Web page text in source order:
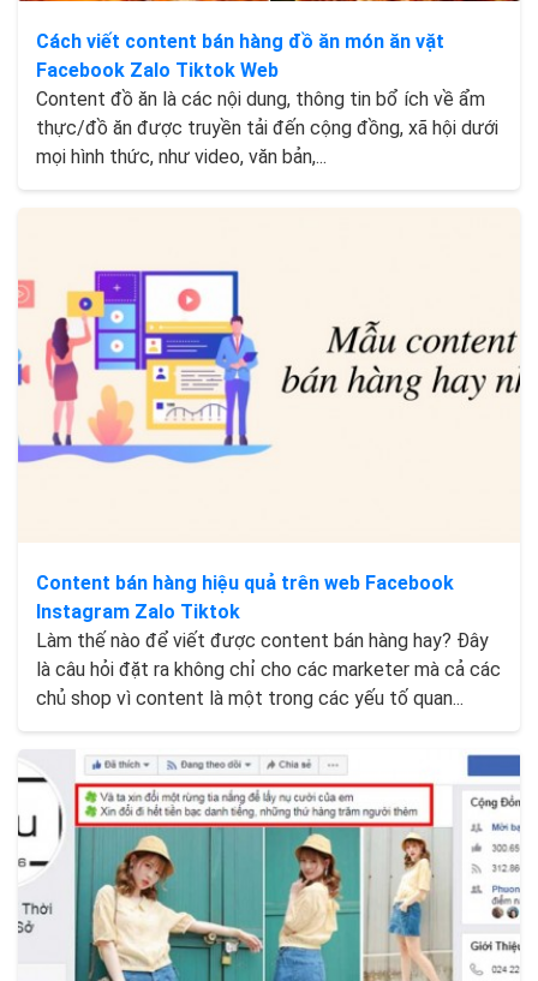
Cách viết content bán hàng đồ ăn món ăn vặt
Facebook Zalo Tiktok Web
Content đồ ăn là các nội dung, thông tin bổ ích về ẩm
thực/đồ ăn được truyền tải đến cộng đồng, xã hội dưới
mọi hình thức, như video, văn bản,...
Content bán hàng hiệu quả trên web Facebook
Instagram Zalo Tiktok
Làm thế nào để viết được content bán hàng hay? Đây
là câu hỏi đặt ra không chỉ cho các marketer mà cả các
chủ shop vì content là một trong các yếu tố quan...